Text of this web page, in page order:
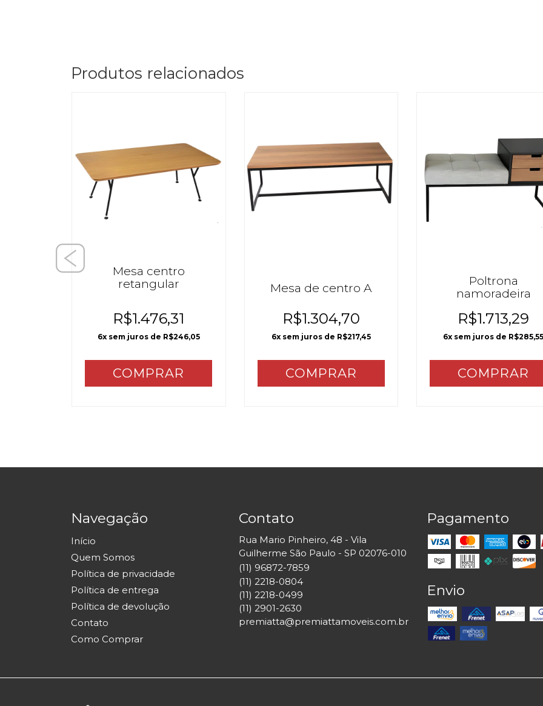
Produtos relacionados
Mesa centro
retangular
R$1.476,31
6x sem juros de R$246,05
COMPRAR
Mesa de centro A
R$1.304,70
6x sem juros de R$217,45
Poltrona
namoradeira
R$1.713,29
6x sem juros de R$285,55
Navegação
Início
Quem Somos
Política de privacidade
Política de entrega
Política de devolução
Contato
Como Comprar
Contato
Rua Mario Pinheiro, 48 - Vila
Guilherme São Paulo - SP 02076-010
(11) 96872-7859
(11) 2218-0804
(11) 2218-0499
(11) 2901-2630
premiatta@premiattamoveis.com.br
Pagamento
Envio